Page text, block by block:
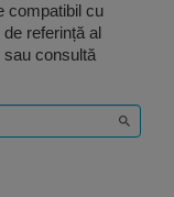
compatibil cu
referință al
sau consultă